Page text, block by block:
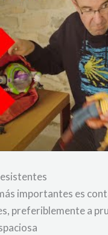
importantes es
preferiblemente a